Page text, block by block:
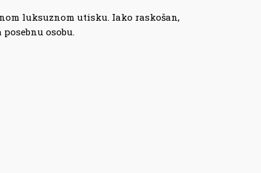
luksuznom utisku. Iako raskošan,
osobu.